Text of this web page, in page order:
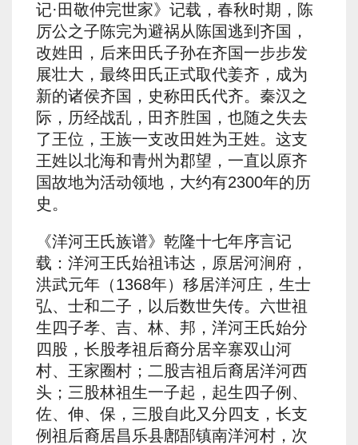
记·田敬仲完世家》记载，春秋时期，陈
厉公之子陈完为避祸从陈国逃到齐国，
改姓田，后来田氏子孙在齐国一步步发
展壮大，最终田氏正式取代姜齐，成为
新的诸侯齐国，史称田氏代齐。秦汉之
际，历经战乱，田齐胜国，也随之失去
了王位，王族一支改田姓为王姓。这支
王姓以北海和青州为郡望，一直以原齐
国故地为活动领地，大约有2300年的历
史。
《洋河王氏族谱》乾隆十七年序言记
载：洋河王氏始祖讳达，原居河涧府，
洪武元年（1368年）移居洋河庄，生士
弘、士和二子，以后数世失传。六世祖
生四子孝、吉、林、邦，洋河王氏始分
四股，长股孝祖后裔分居辛寨双山河
村、王家圈村；二股吉祖后裔居洋河西
头；三股林祖生一子起，起生四子例、
佐、伸、保，三股自此又分四支，长支
例祖后裔居昌乐县鄌郚镇南洋河村，次